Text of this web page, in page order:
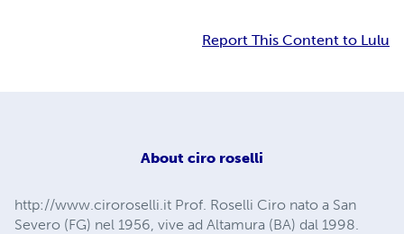
Report This Content to Lulu
About ciro roselli
http://www.ciroroselli.it Prof. Roselli Ciro nato a San
Severo (FG) nel 1956, vive ad Altamura (BA) dal 1998.